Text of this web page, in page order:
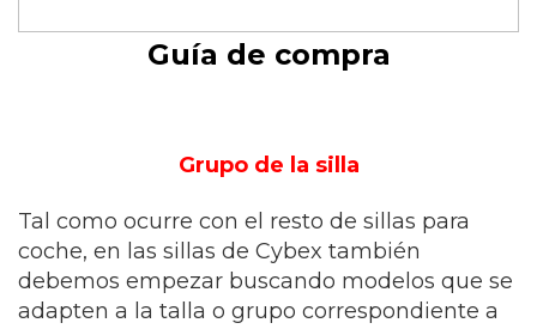
Guía de compra
Grupo de la silla
Tal como ocurre con el resto de sillas para
coche, en las sillas de Cybex también
debemos empezar buscando modelos que se
adapten a la talla o grupo correspondiente a